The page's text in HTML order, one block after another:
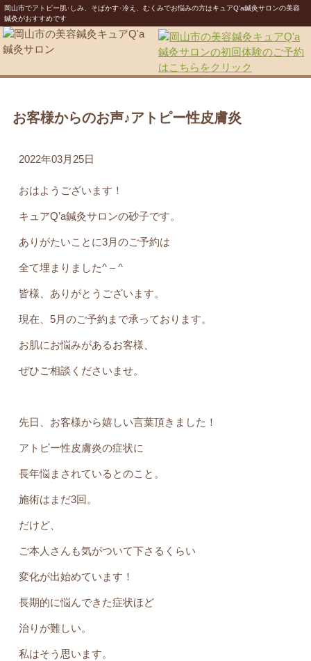
岡山市でアトピー肌･しみ、そばかす･冷え、むくみでお悩みの方はキュアQ’a鍼灸サロンの美容
鍼灸がおすすめです
お客様からのお声♪アトピー性皮膚炎
2022年03月25日
おはようございます！
キュアQ’a鍼灸サロンの砂子です。
ありがたいことに3月のご予約は
全て埋まりました^ – ^
皆様、ありがとうございます。
現在、5月のご予約まで承っております。
お肌にお悩みがあるお客様、
ぜひご相談くださいませ。
先日、お客様から嬉しい言葉頂きました！
アトピー性皮膚炎の症状に
長年悩まされているとのこと。
施術はまだ3回。
だけど、
ご本人さんも気がついて下さるくらい
変化が出始めています！
長期的に悩んできた症状ほど
治りが難しい。
私はそう思います。